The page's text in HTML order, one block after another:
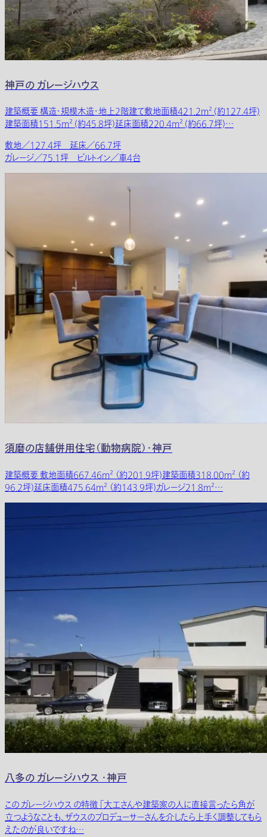
神戸の ガレージハウス
建築概要 構造・規模木造・地上2階建て敷地面積421.2m² (約127.4坪)
建築面積151.5m² (約45.8坪)延床面積220.4m² (約66.7坪)…
敷地／127.4坪 延床／66.7坪
ガレージ／75.1坪 ビルトイン／車4台
須磨の店舗併用住宅（動物病院）・神戸
建築概要 敷地面積667.46m² （約201.9坪)建築面積318.00m² （約
96.2坪)延床面積475.64m² （約143.9坪)ガレージ21.8m²…
八多の ガレージハウス ・神戸
この ガレージハウス の特徴 「大工さんや建築家の人に直接言ったら角が
立つようなことも、ザウスのプロデューサーさんを介したら上手く調整してもら
えたのが良いですね…